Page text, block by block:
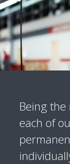
Being
each of